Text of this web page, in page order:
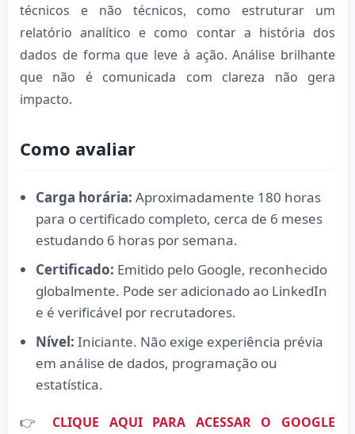
técnicos e não técnicos, como estruturar um
relatório analítico e como contar a história dos
dados de forma que leve à ação. Análise brilhante
que não é comunicada com clareza não gera
impacto.
Como avaliar
Carga horária: Aproximadamente 180 horas
para o certificado completo, cerca de 6 meses
estudando 6 horas por semana.
Certificado: Emitido pelo Google, reconhecido
globalmente. Pode ser adicionado ao LinkedIn
e é verificável por recrutadores.
Nível: Iniciante. Não exige experiência prévia
em análise de dados, programação ou
estatística.
👉 CLIQUE AQUI PARA ACESSAR O GOOGLE